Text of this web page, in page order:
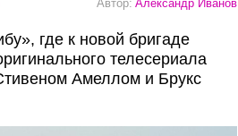
Автор: Александр Иванов
где к новой бригаде
телесериала
Амеллом и Брукс